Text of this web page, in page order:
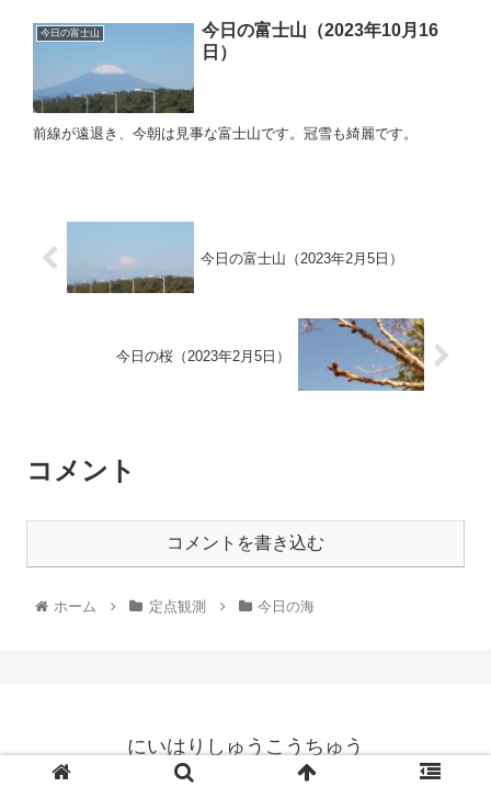
今日の富士山
今日の富士山（2023年10月16
日）
前線が遠退き、今朝は見事な富士山です。冠雪も綺麗です。
今日の富士山（2023年2月5日）
今日の桜（2023年2月5日）
コメント
コメントを書き込む
ホーム 定点観測 今日の海
にいはりしゅうこうちゅう
© 2021 にいはりしゅうこうちゅう.